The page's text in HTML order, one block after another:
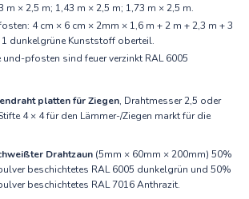
m × 2,5 m; 1,43 m × 2,5 m; 1,73 m × 2,5 m.
4 cm × 6 cm × 2mm × 1,6 m + 2 m + 2,3 m + 3
dunkelgrüne Kunststoff oberteil.
pfosten sind feuer verzinkt RAL 6005
platten für Ziegen, Drahtmesser 2,5 oder
4 × 4 für den Lämmer-/Ziegen markt für die
Drahtzaun (5mm × 60mm × 200mm) 50%
beschichtetes RAL 6005 dunkelgrün und 50%
beschichtetes RAL 7016 Anthrazit.